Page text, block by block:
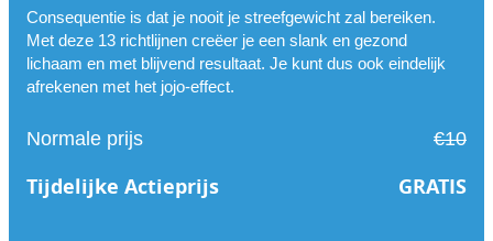
Consequentie is dat je nooit je streefgewicht zal bereiken.
Met deze 13 richtlijnen creëer je een slank en gezond
lichaam en met blijvend resultaat. Je kunt dus ook eindelijk
afrekenen met het jojo-effect.
Normale prijs €10
Tijdelijke Actieprijs GRATIS